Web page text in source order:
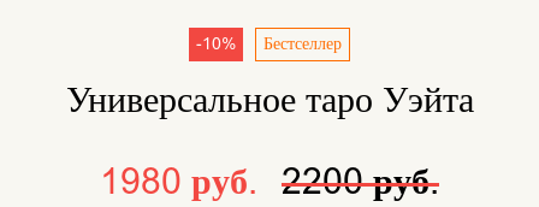
-10% Бестселлер
Универсальное таро Уэйта
1980 руб.
2200 руб.